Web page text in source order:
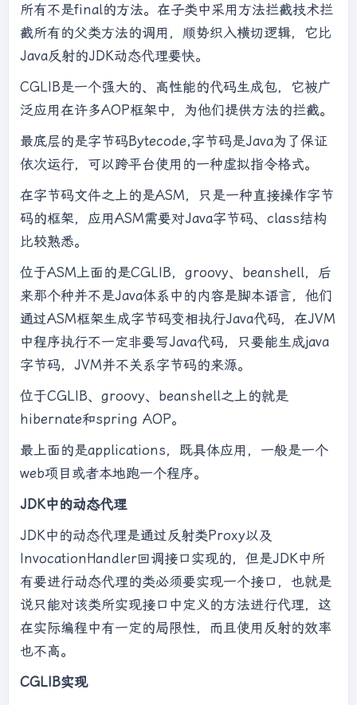
所有不是final的方法。在子类中采用方法拦截技术拦
截所有的父类方法的调用，顺势织入横切逻辑，它比
Java反射的JDK动态代理要快。
CGLIB是一个强大的、高性能的代码生成包，它被广
泛应用在许多AOP框架中，为他们提供方法的拦截。
最底层的是字节码Bytecode,字节码是Java为了保证
依次运行，可以跨平台使用的一种虚拟指令格式。
在字节码文件之上的是ASM，只是一种直接操作字节
码的框架，应用ASM需要对Java字节码、class结构
比较熟悉。
位于ASM上面的是CGLIB，groovy、beanshell，后
来那个种并不是Java体系中的内容是脚本语言，他们
通过ASM框架生成字节码变相执行Java代码，在JVM
中程序执行不一定非要写Java代码，只要能生成java
字节码，JVM并不关系字节码的来源。
位于CGLIB、groovy、beanshell之上的就是
hibernate和spring AOP。
最上面的是applications，既具体应用，一般是一个
web项目或者本地跑一个程序。
JDK中的动态代理
JDK中的动态代理是通过反射类Proxy以及
InvocationHandler回调接口实现的，但是JDK中所
有要进行动态代理的类必须要实现一个接口，也就是
说只能对该类所实现接口中定义的方法进行代理，这
在实际编程中有一定的局限性，而且使用反射的效率
也不高。
CGLIB实现